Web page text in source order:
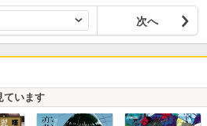
次へ
ています